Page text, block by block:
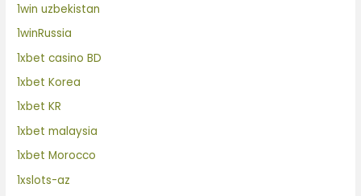
1win uzbekistan
1winRussia
1xbet casino BD
1xbet Korea
1xbet KR
1xbet malaysia
1xbet Morocco
1xslots-az